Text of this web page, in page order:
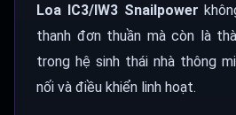
Loa IC3/IW3 Snailpower
thanh đơn thuần mà còn là
trong hệ sinh thái nhà thông
nối và điều khiển linh hoạt.